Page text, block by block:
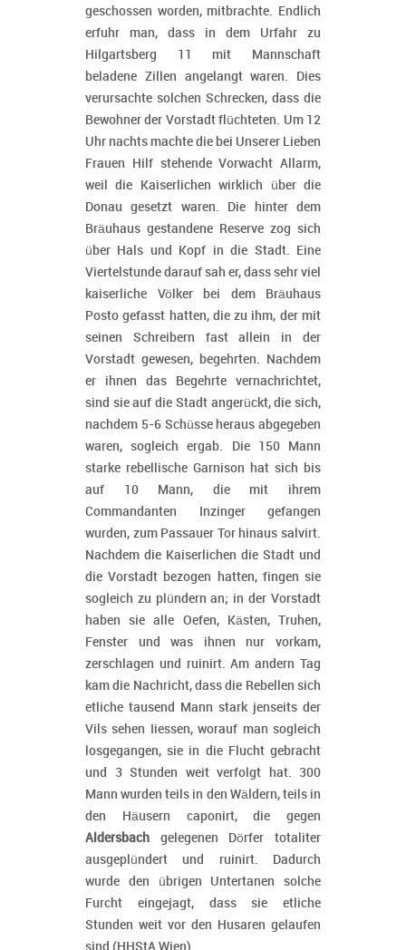
geschossen worden, mitbrachte. Endlich
erfuhr man, dass in dem Urfahr zu
Hilgartsberg 11 mit Mannschaft
beladene Zillen angelangt waren. Dies
verursachte solchen Schrecken, dass die
Bewohner der Vorstadt flüchteten. Um 12
Uhr nachts machte die bei Unserer Lieben
Frauen Hilf stehende Vorwacht Allarm,
weil die Kaiserlichen wirklich über die
Donau gesetzt waren. Die hinter dem
Bräuhaus gestandene Reserve zog sich
über Hals und Kopf in die Stadt. Eine
Viertelstunde darauf sah er, dass sehr viel
kaiserliche Völker bei dem Bräuhaus
Posto gefasst hatten, die zu ihm, der mit
seinen Schreibern fast allein in der
Vorstadt gewesen, begehrten. Nachdem
er ihnen das Begehrte vernachrichtet,
sind sie auf die Stadt angerückt, die sich,
nachdem 5-6 Schüsse heraus abgegeben
waren, sogleich ergab. Die 150 Mann
starke rebellische Garnison hat sich bis
auf 10 Mann, die mit ihrem
Commandanten Inzinger gefangen
wurden, zum Passauer Tor hinaus salvirt.
Nachdem die Kaiserlichen die Stadt und
die Vorstadt bezogen hatten, fingen sie
sogleich zu plündern an; in der Vorstadt
haben sie alle Oefen, Kästen, Truhen,
Fenster und was ihnen nur vorkam,
zerschlagen und ruinirt. Am andern Tag
kam die Nachricht, dass die Rebellen sich
etliche tausend Mann stark jenseits der
Vils sehen Iiessen, worauf man sogleich
losgegangen, sie in die Flucht gebracht
und 3 Stunden weit verfolgt hat. 300
Mann wurden teils in den Wäldern, teils in
den Häusern caponirt, die gegen
Aldersbach gelegenen Dörfer totaliter
ausgeplündert und ruinirt. Dadurch
wurde den übrigen Untertanen solche
Furcht eingejagt, dass sie etliche
Stunden weit vor den Husaren gelaufen
sind (HHStA Wien).